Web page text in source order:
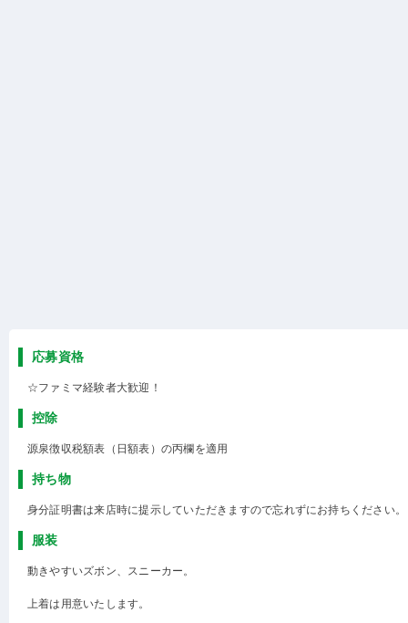
応募資格
☆ファミマ経験者大歓迎！
控除
源泉徴収税額表（日額表）の丙欄を適用
持ち物
身分証明書は来店時に提示していただきますので忘れずにお持ちください。
服装
動きやすいズボン、スニーカー。
上着は用意いたします。